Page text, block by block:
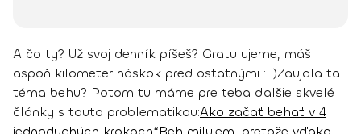
A čo ty? Už svoj denník píšeš? Gratulujeme, máš
aspoň kilometer náskok pred ostatnými :-)Zaujala ťa
téma behu? Potom tu máme pre teba ďalšie skvelé
články s touto problematikou:Ako začať behať v 4